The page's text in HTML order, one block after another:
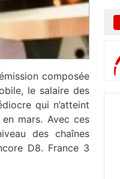
composée
le salaire des
qui n’atteint
mars. Avec ces
des chaînes
D8. France 3